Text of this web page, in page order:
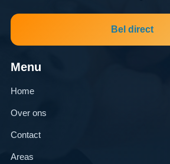
Bel direct
Menu
Home
Over ons
Contact
Areas